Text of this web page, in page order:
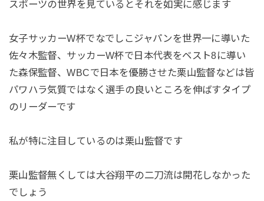
スポーツの世界を見ているとそれを如実に感じます
女子サッカーW杯でなでしこジャパンを世界一に導いた
佐々木監督、サッカーW杯で日本代表をベスト8に導い
た森保監督、WBCで日本を優勝させた栗山監督などは皆
パワハラ気質ではなく選手の良いところを伸ばすタイプ
のリーダーです
私が特に注目しているのは栗山監督です
栗山監督無くしては大谷翔平の二刀流は開花しなかった
でしょう